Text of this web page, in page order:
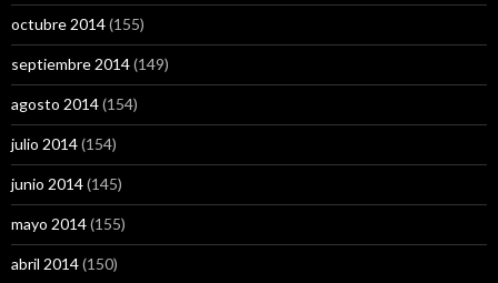
octubre 2014(155)
septiembre 2014(149)
agosto 2014(154)
julio 2014(154)
junio 2014(145)
mayo 2014(155)
abril 2014(150)